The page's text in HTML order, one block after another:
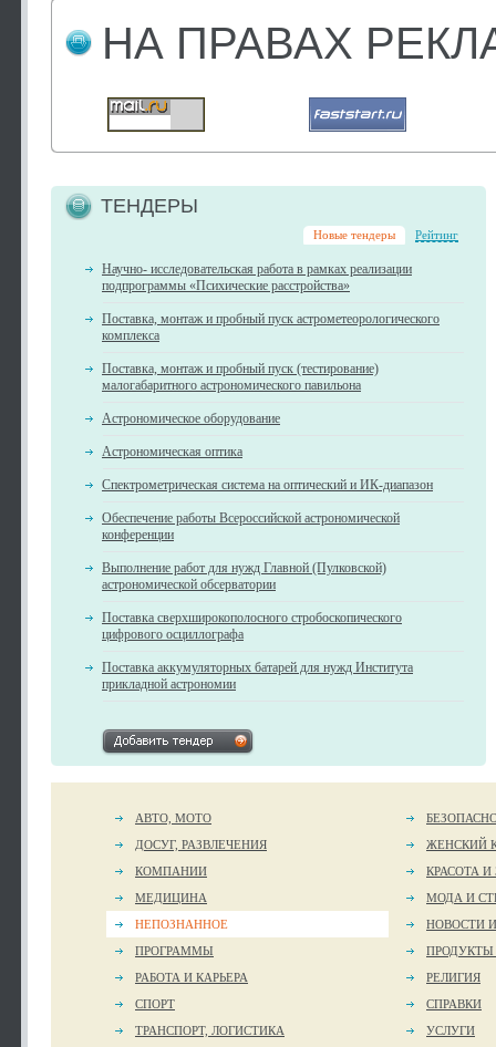
НА ПРАВАХ
ТЕНДЕРЫ
Новые тендеры Рейтинг
Научно- исследовательская работа в рамках реализации
подпрограммы «Психические расстройства»
Поставка, монтаж и пробный пуск астрометеорологического
комплекса
Поставка, монтаж и пробный пуск (тестирование)
малогабаритного астрономического павильона
Астрономическое оборудование
Астрономическая оптика
Спектрометрическая система на оптический и ИК-диапазон
Обеспечение работы Всероссийской астрономической
конференции
Выполнение работ для нужд Главной (Пулковской)
астрономической обсерватории
Поставка сверхширокополосного стробоскопического
цифрового осциллографа
Поставка аккумуляторных батарей для нужд Института
прикладной астрономии
АВТО, МОТО
ДОСУГ, РАЗВЛЕЧЕНИЯ
ЖЕНСКИЙ
КОМПАНИИ
КРАСОТА И
МЕДИЦИНА
МОДА И
НЕПОЗНАННОЕ
НОВОСТИ
ПРОГРАММЫ
РАБОТА И КАРЬЕРА
РЕЛИГИЯ
СПОРТ
СПРАВКИ
ТРАНСПОРТ, ЛОГИСТИКА
УСЛУГИ